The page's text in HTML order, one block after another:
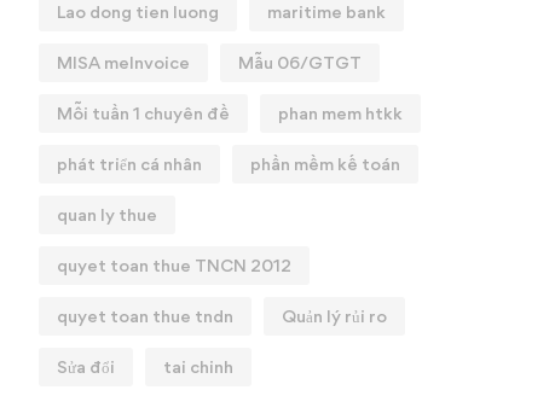
Lao dong tien luong maritime bank
MISA meInvoice Mẫu 06/GTGT
Mỗi tuần 1 chuyên đề phan mem htkk
phát triển cá nhân phần mềm kế toán
quan ly thue
quyet toan thue TNCN 2012
quyet toan thue tndn Quản lý rủi ro
Sửa đổi tai chinh